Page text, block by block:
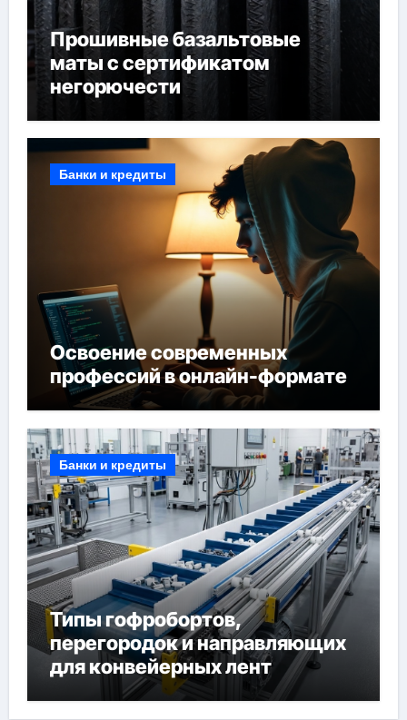
Прошивные базальтовые
маты с сертификатом
негорючести
Банки и кредиты
Освоение современных
профессий в онлайн-формате
Банки и кредиты
Типы гофробортов,
перегородок и направляющих
для конвейерных лент